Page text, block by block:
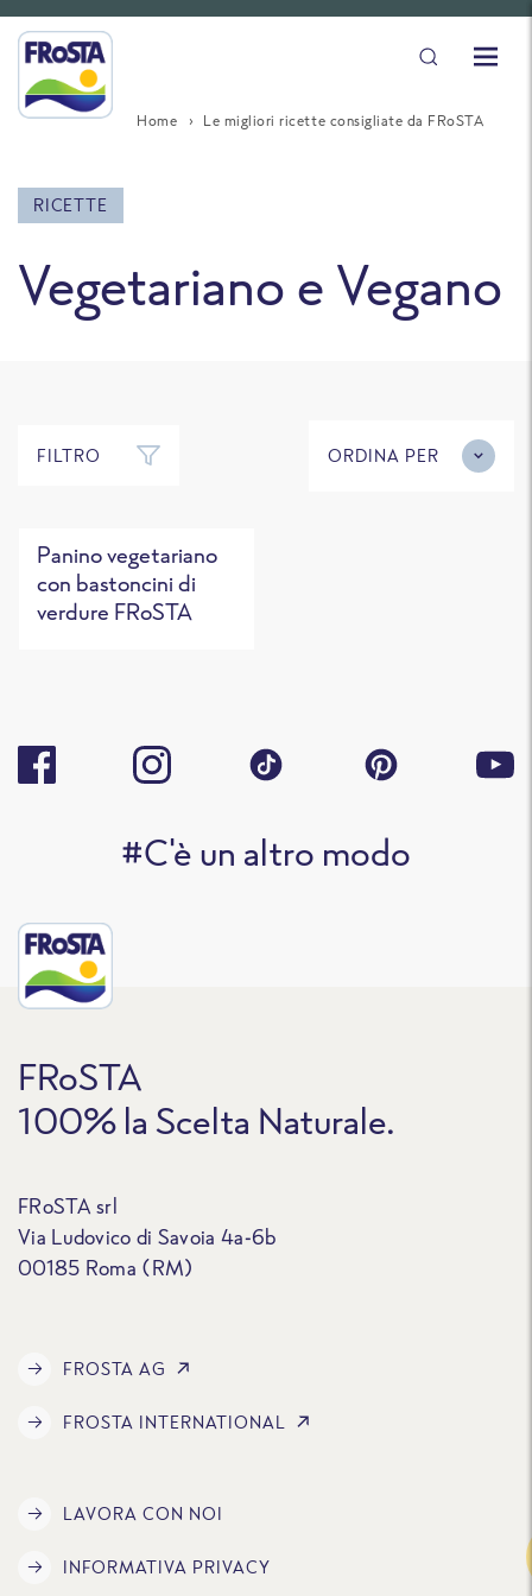
Home Le migliori ricette consigliate da FRoSTA
RICETTE
Vegetariano e Vegano
FILTRO ORDINA PER
Panino vegetariano
con bastoncini di
verdure FRoSTA
#C'è un altro modo
FRoSTA
100% la Scelta Naturale.
FRoSTA srl
Via Ludovico di Savoia 4a-6b
00185 Roma (RM)
FROSTA AG
FROSTA INTERNATIONAL
LAVORA CON NOI
INFORMATIVA PRIVACY